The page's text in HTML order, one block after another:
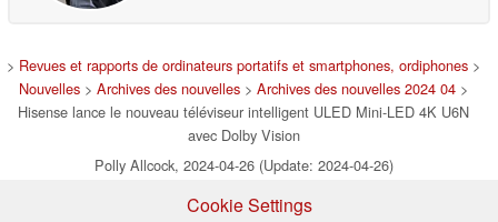
> Revues et rapports de ordinateurs portatifs et smartphones, ordiphones >
Nouvelles > Archives des nouvelles > Archives des nouvelles 2024 04 >
Hisense lance le nouveau téléviseur intelligent ULED Mini-LED 4K U6N
avec Dolby Vision
Polly Allcock, 2024-04-26 (Update: 2024-04-26)
Cookie Settings